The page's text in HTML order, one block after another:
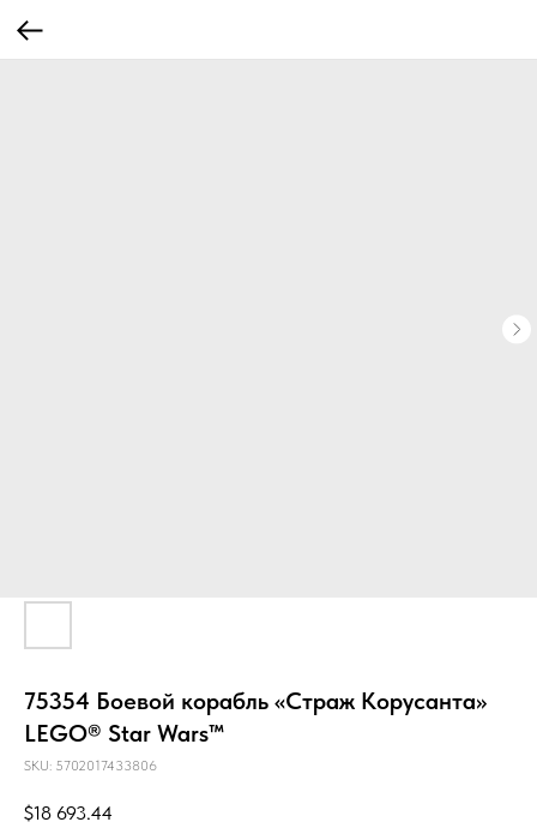
75354 Боевой корабль «Страж Корусанта»
LEGO® Star Wars™
SKU: 5702017433806
$18 693.44